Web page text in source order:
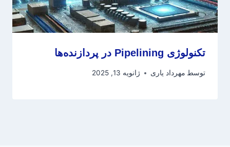
تکنولوژی Pipelining در پردازنده‌ها
توسط مهرداد یاری ژانویه 13, 2025